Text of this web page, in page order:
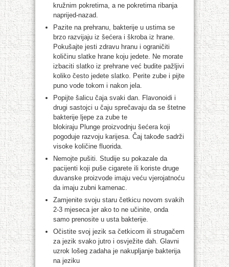
kružnim pokretima, a ne pokretima ribanja
naprijed-nazad.
Pazite na prehranu, bakterije u ustima se
brzo razvijaju iz šećera i škroba iz hrane.
Pokušajte jesti zdravu hranu i ograničiti
količinu slatke hrane koju jedete. Ne morate
izbaciti slatko iz prehrane već budite pažljivi
koliko često jedete slatko. Perite zube i pijte
puno vode tokom i nakon jela.
Popijte šalicu čaja svaki dan. Flavonoidi i
drugi sastojci u čaju sprečavaju da se štetne
bakterije ljepe za zube te
blokiraju Plunge proizvodnju šećera koji
pogoduje razvoju karijesa. Čaj takođe sadrži
visoke količine fluorida.
Nemojte pušiti. Studije su pokazale da
pacijenti koji puše cigarete ili koriste druge
duvanske proizvode imaju veću vjerojatnoću
da imaju zubni kamenac.
Zamjenite svoju staru četkicu novom svakih
2-3 mjeseca jer ako to ne učinite, onda
samo prenosite u usta bakterije.
Očistite svoj jezik sa četkicom ili strugačem
za jezik svako jutro i osvježite dah. Glavni
uzrok lošeg zadaha je nakupljanje bakterija
na jeziku